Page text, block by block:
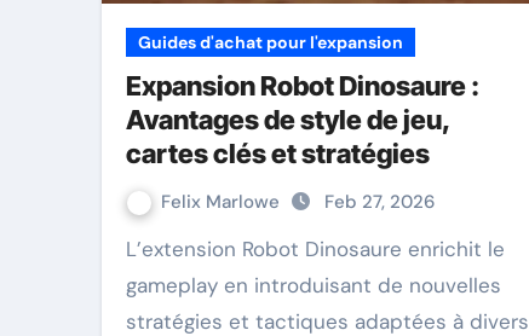
Guides d'achat pour l'expansion
Expansion Robot Dinosaure :
Avantages de style de jeu,
cartes clés et stratégies
Felix Marlowe Feb 27, 2026
L’extension Robot Dinosaure enrichit le
gameplay en introduisant de nouvelles
stratégies et tactiques adaptées à divers